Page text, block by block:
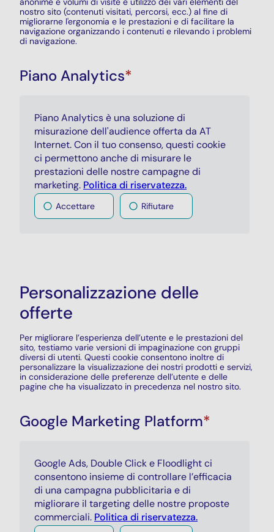
nostro sito (contenuti visitati, percorsi, ecc.) al fine di
migliorarne l'ergonomia e le prestazioni e di facilitare la
navigazione organizzando i contenuti e rilevando i problemi
di navigazione.
Piano Analytics*
Piano Analyticsè una soluzione di
misurazione dell'audience offerta da AT
Internet. Con il tuo consenso, questi cookie
ci permettono anche di misurare le
prestazioni delle nostre campagne di
marketing. Politica di riservatezza.
Accettare Rifiutare
Personalizzazione delle
offerte
Per migliorare l’esperienza dell’utente e le prestazioni del
sito, testiamo varie versioni di impaginazione con gruppi
diversi di utenti. Questi cookie consentono inoltre di
personalizzare la visualizzazione dei nostri prodotti e servizi,
in considerazione delle preferenze dell’utente e delle
pagine che ha visualizzato in precedenza nel nostro sito.
Google Marketing Platform*
Google Ads, Double Clicke Floodlightci
consentono insieme di controllare l’efficacia
di una campagna pubblicitaria e di
migliorare il targeting delle nostre proposte
commerciali. Politica di riservatezza.